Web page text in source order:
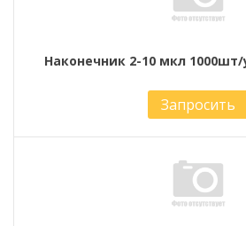
Наконечник 2-10 мкл 1000шт/
Запросить